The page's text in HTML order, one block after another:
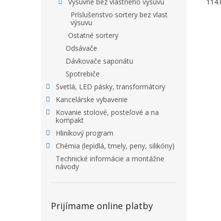
Príslušenstvo sortery bez vlast
výsuvu
Ostatné sortery
Odsávače
Dávkovače saponátu
Spotrebiče
Svetlá, LED pásky, transformátory
Kancelárske vybavenie
Kovanie stolové, posteľové a na
kompakt
Hliníkový program
Chémia (lepidlá, tmely, peny, silikóny)
Technické informácie a montážne
návody
Prijímame online platby